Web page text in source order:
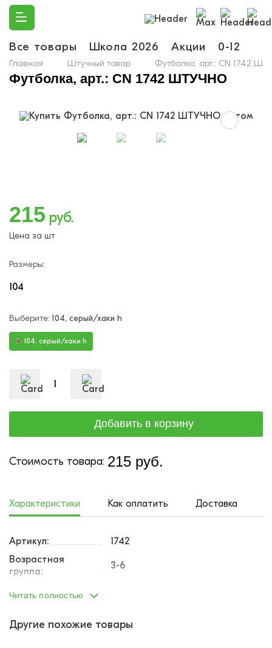
Все товары Школа 2026 Акции 0-12
Главная Штучный товар Футболка, арт.: CN 1742
Футболка, арт.: CN 1742 ШТУЧНО
215 руб.
Цена за шт
Размеры:
104
Выберите: 104, серый/хаки h
104, серый/хаки h
Стоимость товара: 215 руб.
Характеристики Как оплатить Доставка
Артикул:
1742
Возрастная
группа:
3-6
Возраст от:
3
Читать полностью
Другие похожие товары